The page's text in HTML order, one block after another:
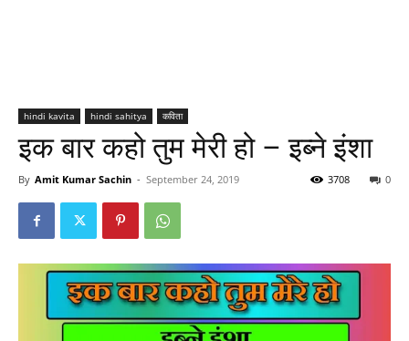
hindi kavita hindi sahitya कविता
इक बार कहो तुम मेरी हो – इब्ने इंशा
By Amit Kumar Sachin - September 24, 2019 0
3708